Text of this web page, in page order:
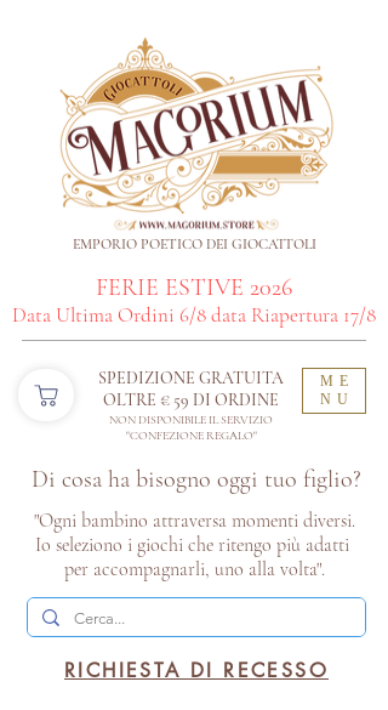
ME
NU
Di cosa ha bisogno oggi tuo figlio?
SPEDIZIONE GRATUITA
OLTRE € 59 DI ORDINE​
NON DISPONIBILE IL SERVIZIO
"CONFEZIONE REGALO"
"Ogni bambino attraversa momenti diversi.
Io seleziono i giochi che ritengo più adatti
per accompagnarli, uno alla volta".
EMPORIO POETICO DEI GIOCATTOLI
RICHIESTA DI RECESSO
FERIE ESTIVE 2026
Data Ultima Ordini 6/8 data Riapertura 17/8